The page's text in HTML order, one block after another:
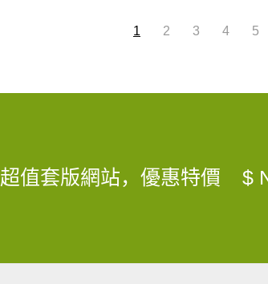
1 2 3 4 5
超值套版網站，優惠特價 $